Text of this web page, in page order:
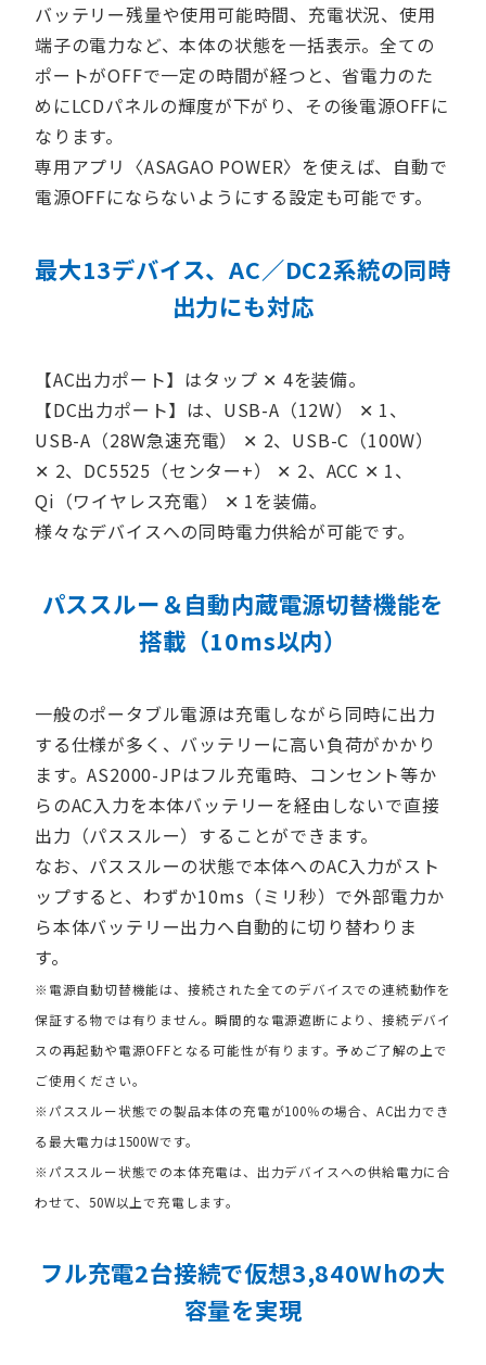
バッテリー残量や使用可能時間、充電状況、使用
端子の電力など、本体の状態を一括表示。全ての
ポートがOFFで一定の時間が経つと、省電力のた
めにLCDパネルの輝度が下がり、その後電源OFFに
なります。
専用アプリ〈ASAGAO POWER〉を使えば、自動で
電源OFFにならないようにする設定も可能です。
最大13デバイス、AC／DC2系統の同時
出力にも対応
【AC出力ポート】はタップ ✕ 4を装備。
【DC出力ポート】は、USB-A（12W） ✕ 1、
USB-A（28W急速充電） ✕ 2、USB-C（100W）
✕ 2、DC5525（センター+） ✕ 2、ACC ✕ 1、
Qi（ワイヤレス充電） ✕ 1を装備。
様々なデバイスへの同時電力供給が可能です。
パススルー＆自動内蔵電源切替機能を
搭載（10ms以内）
一般のポータブル電源は充電しながら同時に出力
する仕様が多く、バッテリーに高い負荷がかかり
ます。AS2000-JPはフル充電時、コンセント等か
らのAC入力を本体バッテリーを経由しないで直接
出力（パススルー）することができます。
なお、パススルーの状態で本体へのAC入力がスト
ップすると、わずか10ms（ミリ秒）で外部電力か
ら本体バッテリー出力へ自動的に切り替わりま
す。
※電源自動切替機能は、接続された全てのデバイスでの連続動作を
保証する物では有りません。瞬間的な電源遮断により、接続デバイ
スの再起動や電源OFFとなる可能性が有ります。予めご了解の上で
ご使用ください。
※パススルー状態での製品本体の充電が100％の場合、AC出力でき
る最大電力は1500Wです。
※パススルー状態での本体充電は、出力デバイスへの供給電力に合
わせて、50W以上で充電します。
フル充電2台接続で仮想3,840Whの大
容量を実現